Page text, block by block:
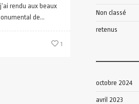
rendu aux beaux
de...
1
Non classé
retenus
octobre 2024
avril 2023